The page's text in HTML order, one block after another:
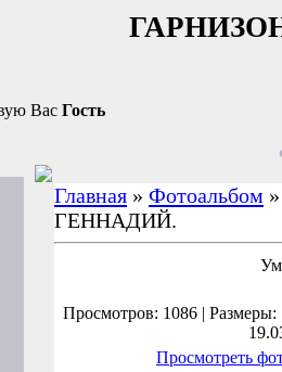
Вас Гость
Главная » Фотоальбом
ГЕННАДИЙ.
Просмотров: 1086 |
Просмотреть